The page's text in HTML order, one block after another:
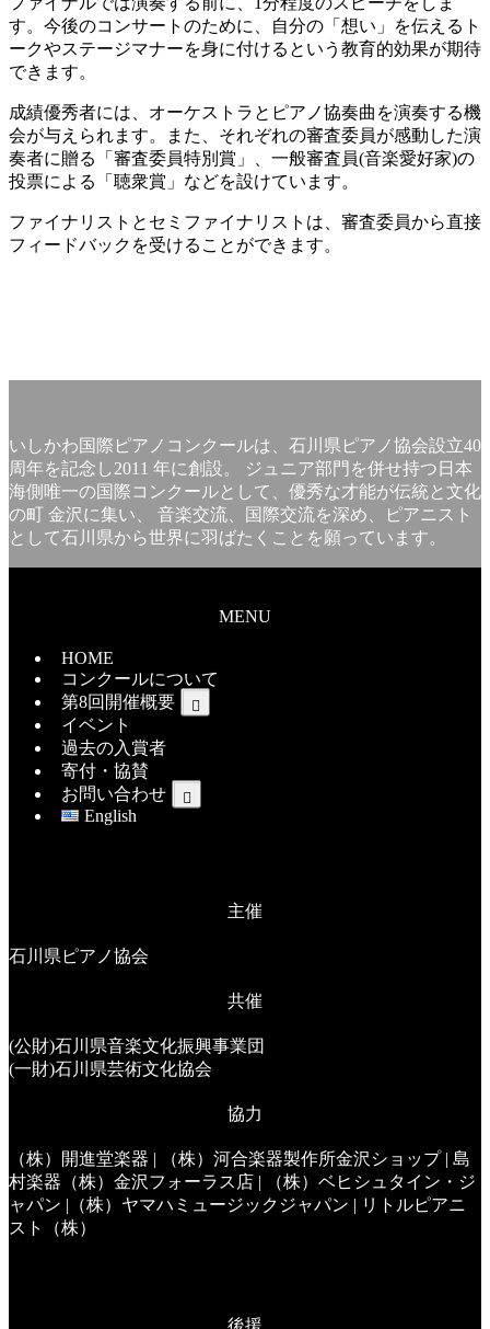
す。今後のコンサートのために、自分の「想い」を伝えるト
ークやステージマナーを身に付けるという教育的効果が期待
できます。
成績優秀者には、オーケストラとピアノ協奏曲を演奏する機
会が与えられます。また、それぞれの審査委員が感動した演
奏者に贈る「審査委員特別賞」、一般審査員(音楽愛好家)の
投票による「聴衆賞」などを設けています。
ファイナリストとセミファイナリストは、審査委員から直接
フィードバックを受けることができます。
いしかわ国際ピアノコンクールは、石川県ピアノ協会設立40
周年を記念し2011 年に創設。 ジュニア部門を併せ持つ日本
海側唯一の国際コンクールとして、優秀な才能が伝統と文化
の町 金沢に集い、 音楽交流、国際交流を深め、ピアニスト
として石川県から世界に羽ばたくことを願っています。
MENU
HOME
コンクールについて
第8回開催概要
イベント
過去の入賞者
寄付・協賛
お問い合わせ
English
主催
石川県ピアノ協会
共催
(公財)石川県音楽文化振興事業団
(一財)石川県芸術文化協会
協力
（株）開進堂楽器 | （株）河合楽器製作所金沢ショップ | 島
村楽器（株）金沢フォーラス店 | （株）ベヒシュタイン・ジ
ャパン |（株）ヤマハミュージックジャパン | リトルピアニ
スト（株）